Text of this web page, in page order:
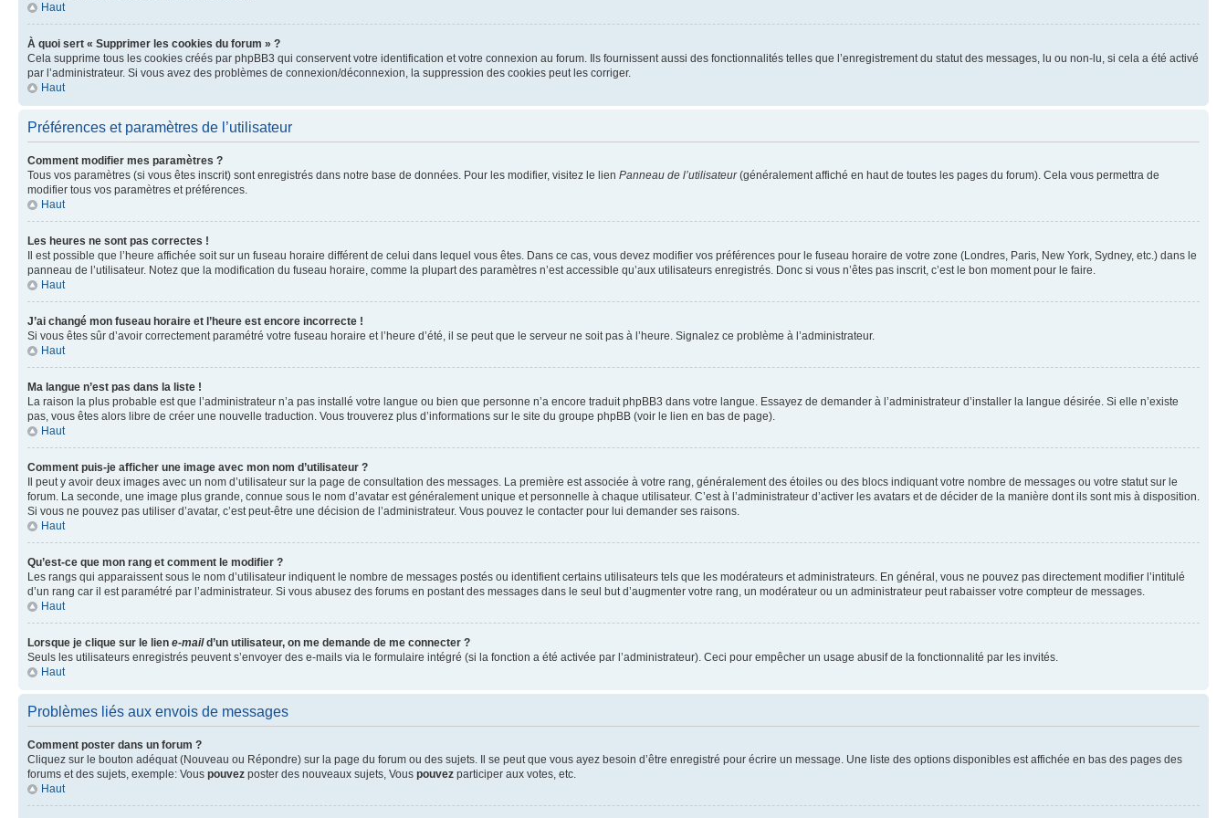
Haut
À quoi sert « Supprimer les cookies du forum » ?
Cela supprime tous les cookies créés par phpBB3 qui conservent votre identification et votre connexion au forum. Ils fournissent aussi des fonctionnalités telles que l’enregistrement du statut des messages, lu ou non-lu, si cela a été activé
par l’administrateur. Si vous avez des problèmes de connexion/déconnexion, la suppression des cookies peut les corriger.
Haut
Préférences et paramètres de l’utilisateur
Comment modifier mes paramètres ?
Tous vos paramètres (si vous êtes inscrit) sont enregistrés dans notre base de données. Pour les modifier, visitez le lien Panneau de l’utilisateur(généralement affiché en haut de toutes les pages du forum). Cela vous permettra de
modifier tous vos paramètres et préférences.
Haut
Les heures ne sont pas correctes !
Il est possible que l’heure affichée soit sur un fuseau horaire différent de celui dans lequel vous êtes. Dans ce cas, vous devez modifier vos préférences pour le fuseau horaire de votre zone (Londres, Paris, New York, Sydney, etc.) dans le
panneau de l’utilisateur. Notez que la modification du fuseau horaire, comme la plupart des paramètres n’est accessible qu’aux utilisateurs enregistrés. Donc si vous n’êtes pas inscrit, c’est le bon moment pour le faire.
Haut
J’ai changé mon fuseau horaire et l’heure est encore incorrecte !
Si vous êtes sûr d’avoir correctement paramétré votre fuseau horaire et l’heure d’été, il se peut que le serveur ne soit pas à l’heure. Signalez ce problème à l’administrateur.
Haut
Ma langue n’est pas dans la liste !
La raison la plus probable est que l’administrateur n’a pas installé votre langue ou bien que personne n’a encore traduit phpBB3 dans votre langue. Essayez de demander à l’administrateur d’installer la langue désirée. Si elle n’existe
pas, vous êtes alors libre de créer une nouvelle traduction. Vous trouverez plus d’informations sur le site du groupe phpBB (voir le lien en bas de page).
Haut
Comment puis-je afficher une image avec mon nom d’utilisateur ?
Il peut y avoir deux images avec un nom d’utilisateur sur la page de consultation des messages. La première est associée à votre rang, généralement des étoiles ou des blocs indiquant votre nombre de messages ou votre statut sur le
forum. La seconde, une image plus grande, connue sous le nom d’avatar est généralement unique et personnelle à chaque utilisateur. C’est à l’administrateur d’activer les avatars et de décider de la manière dont ils sont mis à disposition.
Si vous ne pouvez pas utiliser d’avatar, c’est peut-être une décision de l’administrateur. Vous pouvez le contacter pour lui demander ses raisons.
Haut
Qu’est-ce que mon rang et comment le modifier ?
Les rangs qui apparaissent sous le nom d’utilisateur indiquent le nombre de messages postés ou identifient certains utilisateurs tels que les modérateurs et administrateurs. En général, vous ne pouvez pas directement modifier l’intitulé
d’un rang car il est paramétré par l’administrateur. Si vous abusez des forums en postant des messages dans le seul but d’augmenter votre rang, un modérateur ou un administrateur peut rabaisser votre compteur de messages.
Haut
Lorsque je clique sur le lien e-maild’un utilisateur, on me demande de me connecter ?
Seuls les utilisateurs enregistrés peuvent s’envoyer des e-mails via le formulaire intégré (si la fonction a été activée par l’administrateur). Ceci pour empêcher un usage abusif de la fonctionnalité par les invités.
Haut
Problèmes liés aux envois de messages
Comment poster dans un forum ?
Cliquez sur le bouton adéquat (Nouveau ou Répondre) sur la page du forum ou des sujets. Il se peut que vous ayez besoin d’être enregistré pour écrire un message. Une liste des options disponibles est affichée en bas des pages des
forums et des sujets, exemple: Vous pouvez poster des nouveaux sujets, Vous pouvez participer aux votes, etc.
Haut